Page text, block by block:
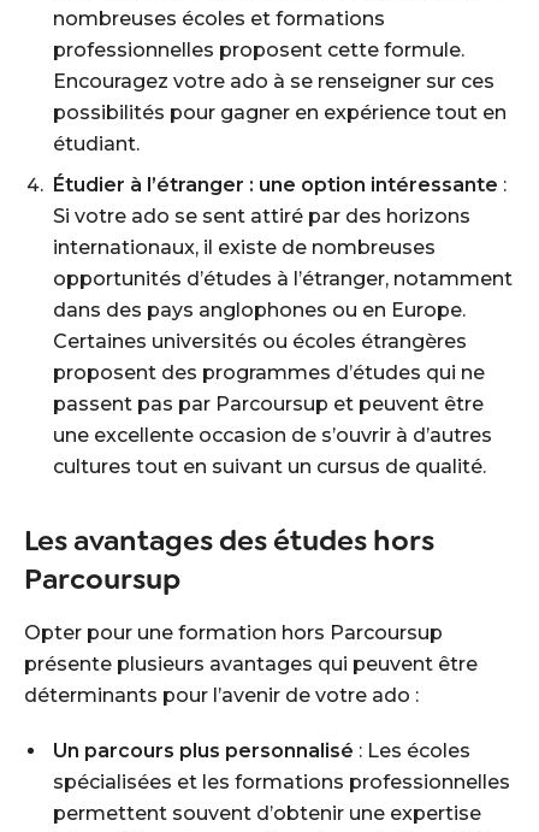
nombreuses écoles et formations
professionnelles proposent cette formule.
Encouragez votre ado à se renseigner sur ces
possibilités pour gagner en expérience tout en
étudiant.
Étudier à l’étranger : une option intéressante :
Si votre ado se sent attiré par des horizons
internationaux, il existe de nombreuses
opportunités d’études à l’étranger, notamment
dans des pays anglophones ou en Europe.
Certaines universités ou écoles étrangères
proposent des programmes d’études qui ne
passent pas par Parcoursup et peuvent être
une excellente occasion de s’ouvrir à d’autres
cultures tout en suivant un cursus de qualité.
Les avantages des études hors
Parcoursup
Opter pour une formation hors Parcoursup
présente plusieurs avantages qui peuvent être
déterminants pour l’avenir de votre ado :
Un parcours plus personnalisé : Les écoles
spécialisées et les formations professionnelles
permettent souvent d’obtenir une expertise